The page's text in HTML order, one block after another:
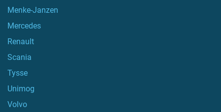
Menke-Janzen
Mercedes
Renault
Scania
Tysse
Unimog
Volvo